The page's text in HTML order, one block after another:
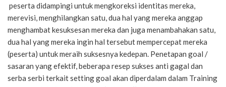
peserta didampingi untuk mengkoreksi identitas mereka,
merevisi, menghilangkan satu, dua hal yang mereka anggap
menghambat kesuksesan mereka dan juga menambahakan satu,
dua hal yang mereka ingin hal tersebut mempercepat mereka
(peserta) untuk meraih suksesnya kedepan. Penetapan goal /
sasaran yang efektif, beberapa resep sukses anti gagal dan
serba serbi terkait setting goal akan diperdalam dalam Training